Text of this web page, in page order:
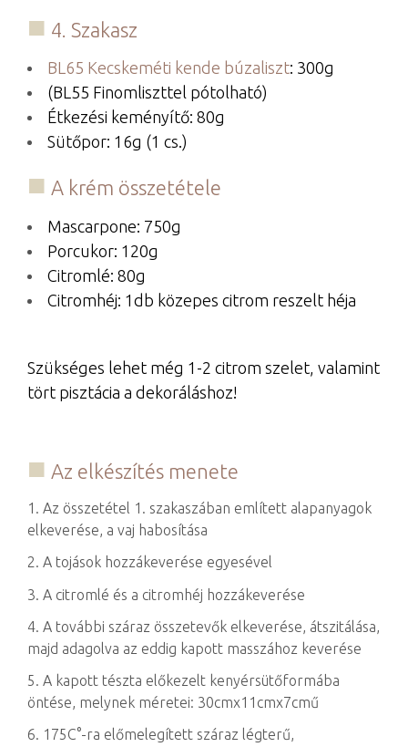
4. Szakasz
BL65 Kecskeméti kende búzaliszt: 300g
(BL55 Finomliszttel pótolható)
Étkezési keményítő: 80g
Sütőpor: 16g (1 cs.)
A krém összetétele
Mascarpone: 750g
Porcukor: 120g
Citromlé: 80g
Citromhéj: 1db közepes citrom reszelt héja
Szükséges lehet még 1-2 citrom szelet, valamint
tört pisztácia a dekoráláshoz!
Az elkészítés menete
1. Az összetétel 1. szakaszában említett alapanyagok
elkeverése, a vaj habosítása
2. A tojások hozzákeverése egyesével
3. A citromlé és a citromhéj hozzákeverése
4. A további száraz összetevők elkeverése, átszitálása,
majd adagolva az eddig kapott masszához keverése
5. A kapott tészta előkezelt kenyérsütőformába
öntése, melynek méretei: 30cmx11cmx7cmű
6. 175C°-ra előmelegített száraz légterű,